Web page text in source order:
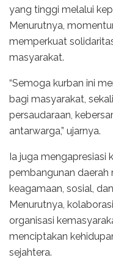
yang tinggi melalui
Menurutnya,
memperkuat
masyarakat.
“Semoga kurban ini
bagi masyarakat,
persaudaraan,
antarwarga,” ujarnya.
Ia juga mengapresiasi
pembangunan daerah
keagamaan, sosial,
Menurutnya,
organisasi
menciptakan
sejahtera.